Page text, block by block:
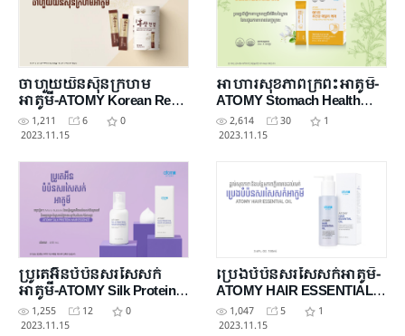
ចាហួយយិនស៊ិនក្រហម
អាតូមី-ATOMY Korean Red
Ginseng Jelly Stick
1,211 6
0
2023.11.15
អាហារសុខភាពក្រពះអាតូមី-
ATOMY Stomach Health
Daily Care
2,614 30
1
2023.11.15
ប្រូតេអ៊ីនបំប៉នសរសៃសក់
អាតូមី-ATOMY Silk Protein
Hair Essence
1,255 12
0
2023.11.15
ប្រេងបំប៉នសរសៃសក់អាតូមី-
ATOMY HAIR ESSENTIAL
OIL1,047 5
1
2023.11.15